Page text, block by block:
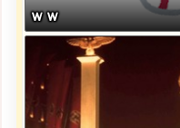
ｗｗ